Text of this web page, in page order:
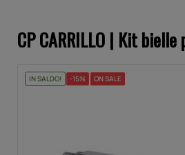
CP CARRILLO | Kit
IN SALDO! -15% ON SALE